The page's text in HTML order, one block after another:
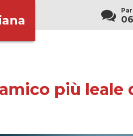
più leale